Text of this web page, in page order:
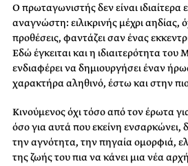
Ο πρωταγωνιστής δεν είναι ιδιαίτερα
αναγνώστη: ειλικρινής μέχρι αηδίας,
προθέσεις, φαντάζει σαν ένας
Εδώ έγκειται και η ιδιαιτερότητα
ενδιαφέρει να δημιουργήσει έναν
χαρακτήρα αληθινό, έστω και στην
Κινούμενος όχι τόσο από τον έρωτα
όσο για αυτά που εκείνη ενσαρκώνει,
την αγνότητα, την πηγαία ομορφιά,
της ζωής του πια να κάνει μια νέα